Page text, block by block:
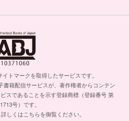
トマークを取得したサービスです。
書籍配信サービスが、著作権者からコンテン
スであることを示す登録商標（登録番号 第
号）です。
しくはこちらを御覧ください。